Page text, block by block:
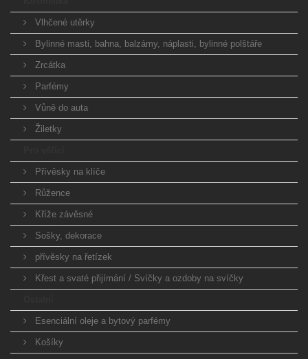
Vlhčené utěrky
Bylinné masti, bahna, balzámy, náplasti, bylinné polštáře
Zrcátka
Parfémy
Vůně do auta
Žiletky
Přívěsky na klíče
Růžence
Kříže závěsné
Sošky, dekorace
přívěsky na řetízek
Křest a svaté přijímání / Svíčky a ozdoby na svíčky
Esenciální oleje a bytový parfémy
Košíky